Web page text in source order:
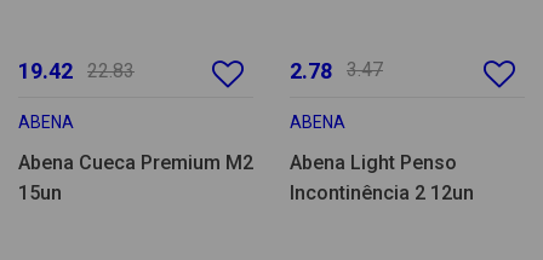
19.42 22.83
ABENA
Abena Cueca Premium M2
15un
2.78 3.47
ABENA
Abena Light Penso
Incontinência 2 12un